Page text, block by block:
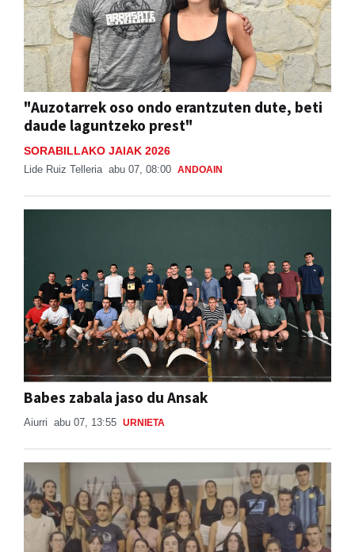
"Auzotarrek oso ondo erantzuten dute, beti
daude laguntzeko prest"
SORABILLAKO JAIAK 2026
Lide Ruiz Telleria abu 07, 08:00 ANDOAIN
Babes zabala jaso du Ansak
Aiurri abu 07, 13:55 URNIETA